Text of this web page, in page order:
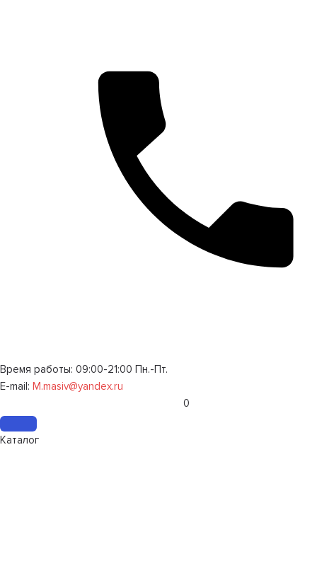
Время работы: 09:00-21:00 Пн.-Пт.
E-mail: M.masiv@yandex.ru
0
Каталог